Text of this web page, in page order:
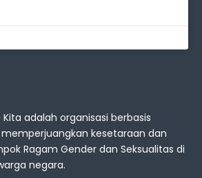
adalah organisasi berbasis
kesetaraan dan
Ragam Gender dan Seksualitas di
negara.